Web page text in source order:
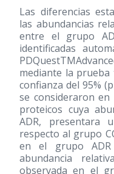
Las diferencias
las abundancias
entre el grupo
identificadas
mediante la
confianza del 95%
se consideraron
proteicos cuya
ADR, presentara
respecto al grupo
en el grupo
abundancia
observada en el